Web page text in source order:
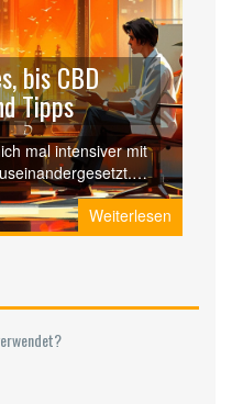
bis CBD
Tipps
mal intensiver mit
"Wie lange
Effekte von CBD
kompliziert,
Creme oder ein
spielt auch euer
In diesem
Erfahrungen
habe. Lasst uns
Thema erkunden!
Weiterlesen